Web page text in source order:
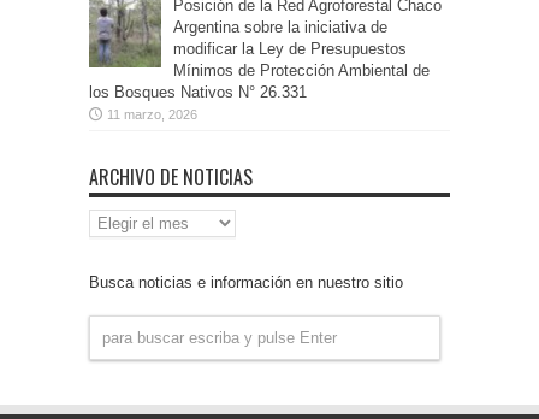
Posición de la Red Agroforestal Chaco
Argentina sobre la iniciativa de
modificar la Ley de Presupuestos
Mínimos de Protección Ambiental de
los Bosques Nativos N° 26.331
11 marzo, 2026
ARCHIVO DE NOTICIAS
Archivo
de
Busca noticias e información en nuestro sitio